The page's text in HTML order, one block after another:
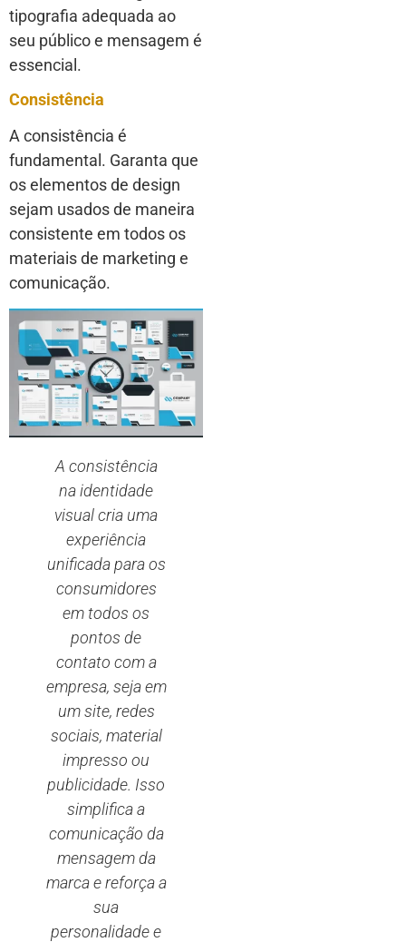
tipografia adequada ao
seu público e mensagem é
essencial.
Consistência
A consistência é
fundamental. Garanta que
os elementos de design
sejam usados de maneira
consistente em todos os
materiais de marketing e
comunicação.
A consistência
na identidade
visual cria uma
experiência
unificada para os
consumidores
em todos os
pontos de
contato com a
empresa, seja em
um site, redes
sociais, material
impresso ou
publicidade. Isso
simplifica a
comunicação da
mensagem da
marca e reforça a
sua
personalidade e